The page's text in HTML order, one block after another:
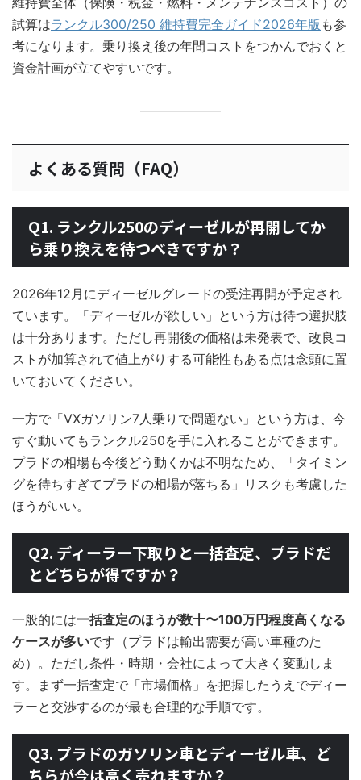
試算はランクル300/250 維持費完全ガイド2026年版 も参
考になります。乗り換え後の年間コストをつかんでおくと
資金計画が立てやすいです。
よくある質問（FAQ）
Q1. ランクル250のディーゼルが再開してか
ら乗り換えを待つべきですか？
2026年12月にディーゼルグレードの受注再開が予定され
ています。「ディーゼルが欲しい」という方は待つ選択肢
は十分あります。ただし再開後の価格は未発表で、改良コ
ストが加算されて値上がりする可能性もある点は念頭に置
いておいてください。
一方で「VXガソリン7人乗りで問題ない」という方は、今
すぐ動いてもランクル250を手に入れることができます。
プラドの相場も今後どう動くかは不明なため、「タイミン
グを待ちすぎてプラドの相場が落ちる」リスクも考慮した
ほうがいい。
Q2. ディーラー下取りと一括査定、プラドだ
とどちらが得ですか？
一般的には一括査定のほうが数十〜100万円程度高くなる
ケースが多いです（プラドは輸出需要が高い車種のた
め）。ただし条件・時期・会社によって大きく変動しま
す。まず一括査定で「市場価格」を把握したうえでディー
ラーと交渉するのが最も合理的な手順です。
Q3. プラドのガソリン車とディーゼル車、ど
ちらが今は高く売れますか？